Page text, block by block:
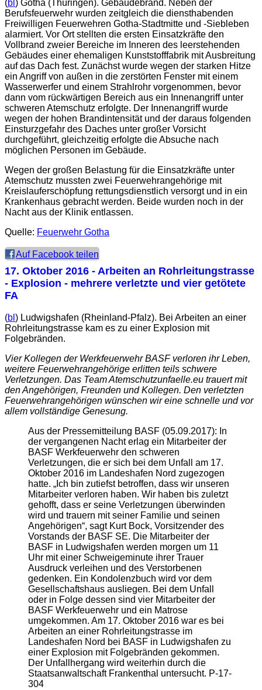
(bl ) Gotha (Thüringen). Gebäudebrand. Neben der
Berufsfeuerwehr wurden zeitgleich die diensthabenden
Freiwilligen Feuerwehren Gotha-Stadtmitte und -Siebleben
alarmiert. Vor Ort stellten die ersten Einsatzkräfte den
Vollbrand zweier Bereiche im Inneren des leerstehenden
Gebäudes einer ehemaligen Kunststofffabrik mit Ausbreitung
auf das Dach fest. Zunächst wurde wegen der starken Hitze
ein Angriff von außen in die zerstörten Fenster mit einem
Wasserwerfer und einem Strahlrohr vorgenommen, bevor
dann vom rückwärtigen Bereich aus ein Innenangriff unter
schweren Atemschutz erfolgte. Der Innenangriff wurde
wegen der hohen Brandintensität und der daraus folgenden
Einsturzgefahr des Daches unter großer Vorsicht
durchgeführt, gleichzeitig erfolgte die Absuche nach
möglichen Personen im Gebäude.
Wegen der großen Belastung für die Einsatzkräfte unter
Atemschutz mussten zwei Feuerwehrangehörige mit
Kreislauferschöpfung rettungsdienstlich versorgt und in ein
Krankenhaus gebracht werden. Beide wurden noch in der
Nacht aus der Klinik entlassen.
Quelle: Feuerwehr Gotha
Auf Facebook teilen
17. Oktober 2016 - Arbeiten an Rohrleitungstrasse
- Explosion - mehrere verletzte und vier getötete
FA
(bl ) Ludwigshafen (Rheinland-Pfalz). Bei Arbeiten an einer
Rohrleitungstrasse kam es zu einer Explosion mit
Folgebränden.
Vier Kollegen der Werkfeuerwehr BASF verloren ihr Leben,
weitere Feuerwehrangehörige erlitten teils schwere
Verletzungen. Das Team Atemschutzunfaelle.eu trauert mit
den Angehörigen, Freunden und Kollegen. Den verletzten
Feuerwehrangehörigen wünschen wir eine schnelle und vor
allem vollständige Genesung.
Aus der Pressemitteilung BASF (05.09.2017): In
der vergangenen Nacht erlag ein Mitarbeiter der
BASF Werkfeuerwehr den schweren
Verletzungen, die er sich bei dem Unfall am 17.
Oktober 2016 im Landeshafen Nord zugezogen
hatte. „Ich bin zutiefst betroffen, dass wir unseren
Mitarbeiter verloren haben. Wir haben bis zuletzt
gehofft, dass er seine Verletzungen überwinden
wird und trauern mit seiner Familie und seinen
Angehörigen“, sagt Kurt Bock, Vorsitzender des
Vorstands der BASF SE. Die Mitarbeiter der
BASF in Ludwigshafen werden morgen um 11
Uhr mit einer Schweigeminute ihrer Trauer
Ausdruck verleihen und des Verstorbenen
gedenken. Ein Kondolenzbuch wird vor dem
Gesellschaftshaus ausliegen. Bei dem Unfall
oder in Folge dessen sind vier Mitarbeiter der
BASF Werkfeuerwehr und ein Matrose
umgekommen. Am 17. Oktober 2016 war es bei
Arbeiten an einer Rohrleitungstrasse im
Landeshafen Nord bei BASF in Ludwigshafen zu
einer Explosion mit Folgebränden gekommen.
Der Unfallhergang wird weiterhin durch die
Staatsanwaltschaft Frankenthal untersucht. P-17-
304